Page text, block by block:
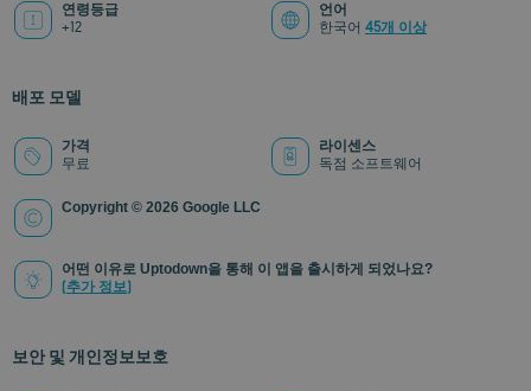
연령등급
+12
언어
한국어 45개 이상
배포 모델
가격
무료
라이센스
독점 소프트웨어
Copyright © 2026 Google LLC
어떤 이유로 Uptodown을 통해 이 앱을 출시하게 되었나요?
(추가 정보)
보안 및 개인정보보호